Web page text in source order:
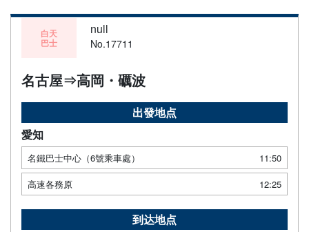
白天
巴士
null
No.17711
名古屋⇒高岡・礪波
出發地点
愛知
名鐵巴士中心（6號乘車處）
11:50
高速各務原
12:25
到达地点